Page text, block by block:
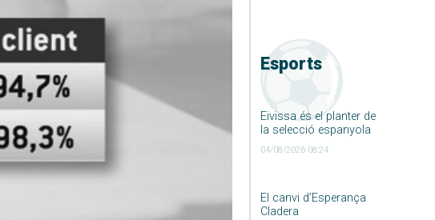
Esports
Eivissa és el planter de
la selecció espanyola
04/08/2026 08:24
El canvi d’Esperança
Cladera